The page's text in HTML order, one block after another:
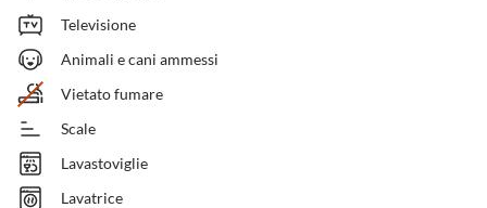
Televisione
Animali e cani ammessi
Vietato fumare
Scale
Lavastoviglie
Lavatrice